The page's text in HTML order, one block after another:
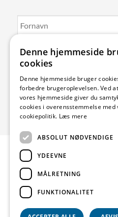
Copyright 2026 ©
Skælskør
Forperson Pia Kimer
Algade 18,
Denne hjemmeside
cookies
Denne hjemmeside bruger
forbedre brugeroplevelsen. Ved
vores hjemmeside giver du
cookies i overensstemmelse med
cookiepolitik. Læs mere
ABSOLUT NØDVENDIGE
YDEEVNE
MÅLRETNING
FUNKTIONALITET